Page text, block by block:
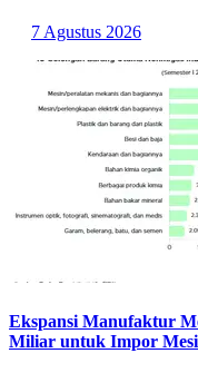
7 Agustus 2026
Ekspansi Manufaktur
Miliar untuk Impor